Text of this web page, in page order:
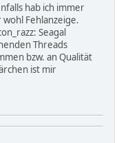
hab ich immer
Fehlanzeige.
Seagal
Threads
bzw. an Qualität
ist mir